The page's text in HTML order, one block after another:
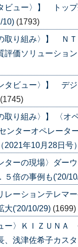
ビュー〉】 トッ
10) (1793)
取り組み〉】 Ｎ
評価ソリューショ
タビュー〉】 デ
(1745)
取り組み〉】 〈オ
ンターオペレータ
2021年10月28日号
ーの現場〉ダー
５倍の事例も('20/
ーションテレマ
大('20/10/29) (1699)
ー〉ＫＩＺＵＮＡ
浅津佐希子カス